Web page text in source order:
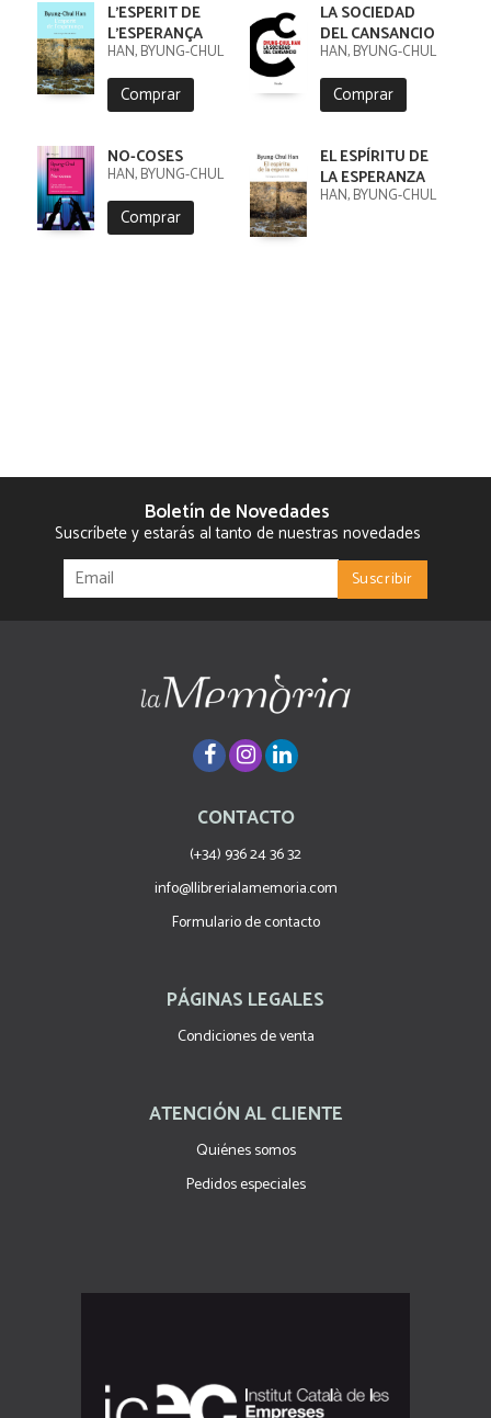
L'ESPERIT DE
L'ESPERANÇA
HAN, BYUNG-CHUL
Comprar
LA SOCIEDAD
DEL CANSANCIO
HAN, BYUNG-CHUL
Comprar
NO-COSES
HAN, BYUNG-CHUL
Comprar
EL ESPÍRITU DE
LA ESPERANZA
HAN, BYUNG-CHUL
Boletín de Novedades
Suscríbete y estarás al tanto de nuestras novedades
CONTACTO
(+34) 936 24 36 32
info@llibrerialamemoria.com
Formulario de contacto
PÁGINAS LEGALES
Condiciones de venta
ATENCIÓN AL CLIENTE
Quiénes somos
Pedidos especiales